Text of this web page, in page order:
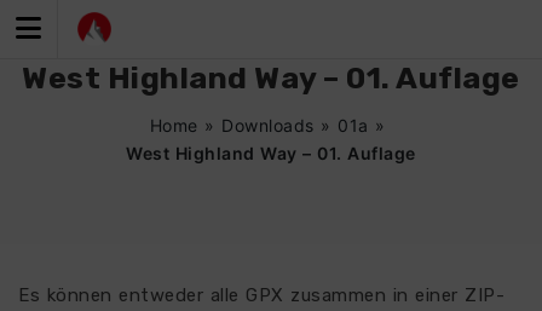
Inhalt
West Highland Way – 01. Auflage
Home » Downloads » 01a »
West Highland Way – 01. Auflage
Es können entweder alle GPX zusammen in einer ZIP-